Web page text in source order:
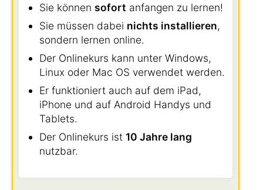
Sie können sofort anfangen zu lernen!
Sie müssen dabei nichts installieren,
sondern lernen online.
Der Onlinekurs kann unter Windows,
Linux oder Mac OS verwendet werden.
Er funktioniert auch auf dem iPad,
iPhone und auf Android Handys und
Tablets.
Der Onlinekurs ist 10 Jahre lang
nutzbar.